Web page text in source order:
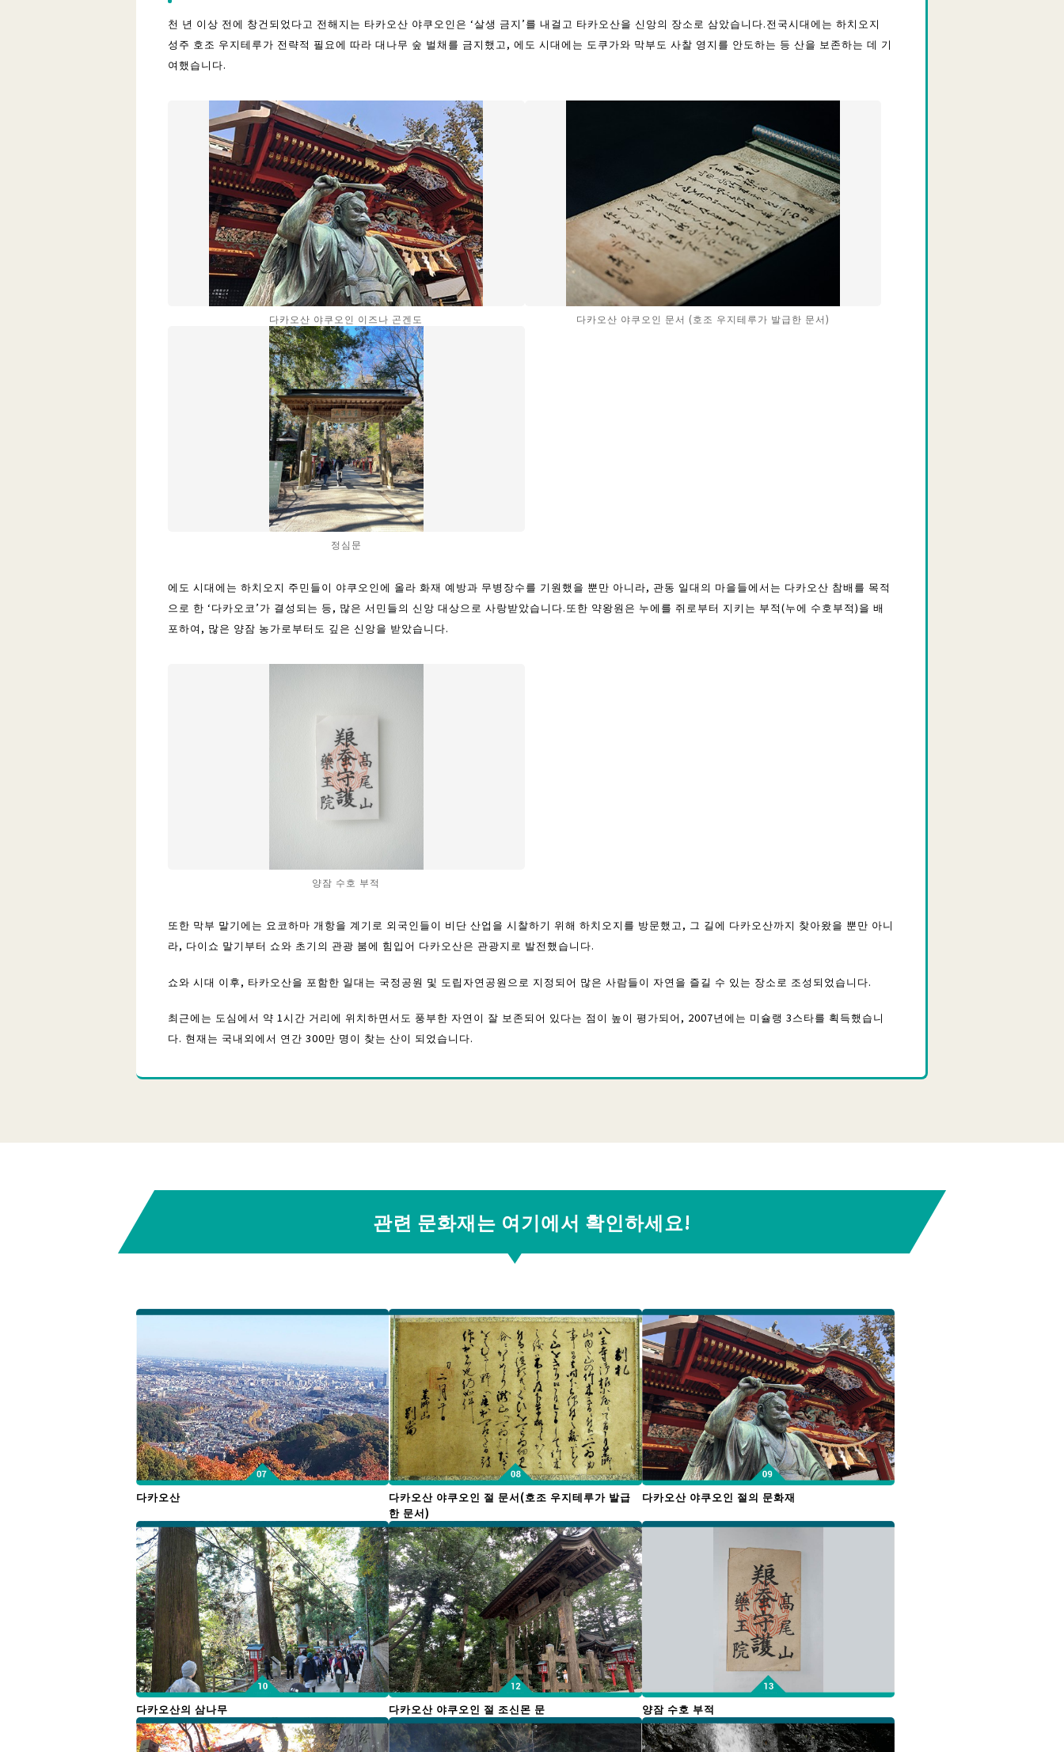
천 년 이상 전에 창건되었다고 전해지는 타카오산 야쿠오인은 ‘살생 금지’를 내걸고 타카오산을 신앙의 장소로 삼았습니다.전국시대에는 하치오지
성주 호조 우지테루가 전략적 필요에 따라 대나무 숲 벌채를 금지했고, 에도 시대에는 도쿠가와 막부도 사찰 영지를 안도하는 등 산을 보존하는 데 기
여했습니다.
다카오산 야쿠오인 이즈나 곤겐도 다카오산 야쿠오인 문서 (호조 우지테루가 발급한 문서)
정심문
에도 시대에는 하치오지 주민들이 야쿠오인에 올라 화재 예방과 무병장수를 기원했을 뿐만 아니라, 관동 일대의 마을들에서는 다카오산 참배를 목적
으로 한 ‘다카오코’가 결성되는 등, 많은 서민들의 신앙 대상으로 사랑받았습니다.또한 약왕원은 누에를 쥐로부터 지키는 부적(누에 수호부적)을 배
포하여, 많은 양잠 농가로부터도 깊은 신앙을 받았습니다.
양잠 수호 부적
또한 막부 말기에는 요코하마 개항을 계기로 외국인들이 비단 산업을 시찰하기 위해 하치오지를 방문했고, 그 길에 다카오산까지 찾아왔을 뿐만 아니
라, 다이쇼 말기부터 쇼와 초기의 관광 붐에 힘입어 다카오산은 관광지로 발전했습니다.
쇼와 시대 이후, 타카오산을 포함한 일대는 국정공원 및 도립자연공원으로 지정되어 많은 사람들이 자연을 즐길 수 있는 장소로 조성되었습니다.
최근에는 도심에서 약 1시간 거리에 위치하면서도 풍부한 자연이 잘 보존되어 있다는 점이 높이 평가되어, 2007년에는 미슐랭 3스타를 획득했습니
다. 현재는 국내외에서 연간 300만 명이 찾는 산이 되었습니다.
관련 문화재는 여기에서 확인하세요!
다카오산
다카오산 야쿠오인 절 문서(호조 우지테루가 발급
한 문서)
다카오산 야쿠오인 절의 문화재
다카오산의 삼나무 다카오산 야쿠오인 절 조신몬 문 양잠 수호 부적